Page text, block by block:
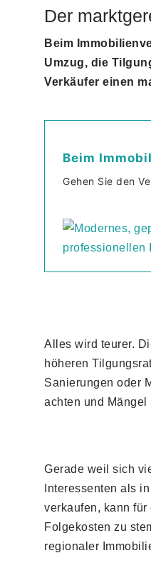
Der
Beim
Umzug, die
Verkäufer einen
Beim
Gehen Sie den
Alles wird teurer.
höheren
Sanierungen oder
achten und
Gerade weil sich
Interessenten als
verkaufen, kann
Folgekosten zu
regionaler